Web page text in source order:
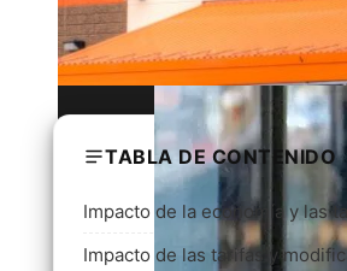
TABLA DE CONTENIDO
Impacto de la economía y las
Impacto de las tarifas y